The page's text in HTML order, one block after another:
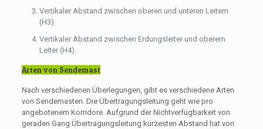
Vertikaler Abstand zwischen oberen und unteren Leitern
(H3)
Vertikaler Abstand zwischen Erdungsleiter und oberem
Leiter (H4).
Arten von Sendemast
Nach verschiedenen Überlegungen, gibt es verschiedene Arten
von Sendemasten. Die Übertragungsleitung geht wie pro
angebotenem Korridore. Aufgrund der Nichtverfügbarkeit von
geraden Gang Übertragungsleitung kürzesten Abstand hat von